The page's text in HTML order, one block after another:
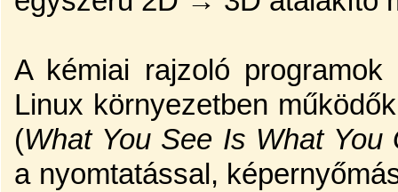
A kémiai rajzoló
Linux környezetben
(What You See Is What You
a nyomtatással,